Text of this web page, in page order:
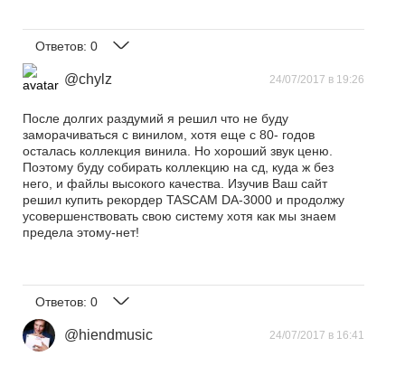
Ответов: 0
@chylz 24/07/2017 в 19:26
После долгих раздумий я решил что не буду
заморачиваться с винилом, хотя еще с 80- годов
осталась коллекция винила. Но хороший звук ценю.
Поэтому буду собирать коллекцию на сд, куда ж без
него, и файлы высокого качества. Изучив Ваш сайт
решил купить рекордер TASCAM DA-3000 и продолжу
усовершенствовать свою систему хотя как мы знаем
предела этому-нет!
Ответов: 0
@hiendmusic 24/07/2017 в 16:41